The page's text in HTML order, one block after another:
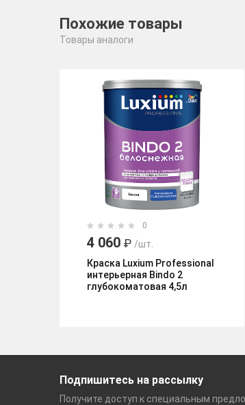
Похожие товары
Товары аналоги
0
4 060 ₽ /шт.
Краска Luxium Professional
интерьерная Bindo 2
глубокоматовая 4,5л
Подпишитесь на рассылку
Получите доступ к специальным